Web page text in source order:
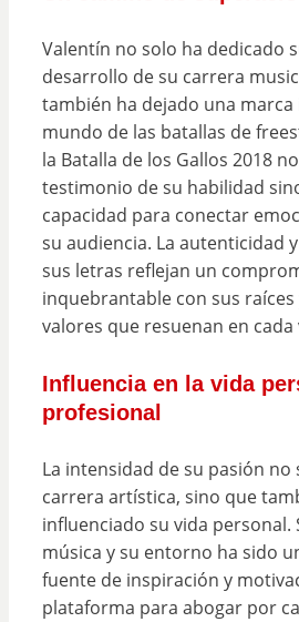
Valentín no solo ha dedicado
desarrollo de su carrera
también ha dejado una
mundo de las batallas de
la Batalla de los Gallos 2018
testimonio de su habilidad
capacidad para conectar
su audiencia. La autenticidad
sus letras reflejan un
inquebrantable con sus
valores que resuenan en
Influencia en la vida
profesional
La intensidad de su pasión
carrera artística, sino que
influenciado su vida personal.
música y su entorno ha sido
fuente de inspiración y
plataforma para abogar por